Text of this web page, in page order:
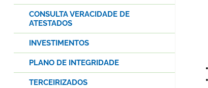
CONSULTA VERACIDADE DE
ATESTADOS
INVESTIMENTOS
PLANO DE INTEGRIDADE
TERCEIRIZADOS